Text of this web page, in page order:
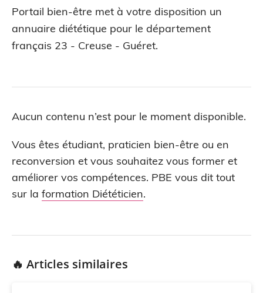
Portail bien-être met à votre disposition un
annuaire diététique pour le département
français 23 - Creuse - Guéret.
Aucun contenu n’est pour le moment disponible.
Vous êtes étudiant, praticien bien-être ou en
reconversion et vous souhaitez vous former et
améliorer vos compétences. PBE vous dit tout
sur la formation Diététicien.
🔥 Articles similaires